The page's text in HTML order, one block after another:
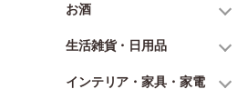
お酒
生活雑貨・日用品
インテリア・家具・家電